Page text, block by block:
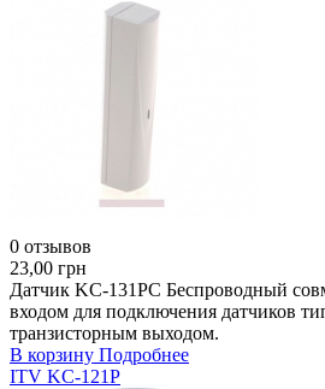
0 отзывов
23,00 грн
Датчик KC-131РС Беспроводный
входом для подключения датчиков
транзисторным выходом.
В корзину Подробнее
ITV KC-121P